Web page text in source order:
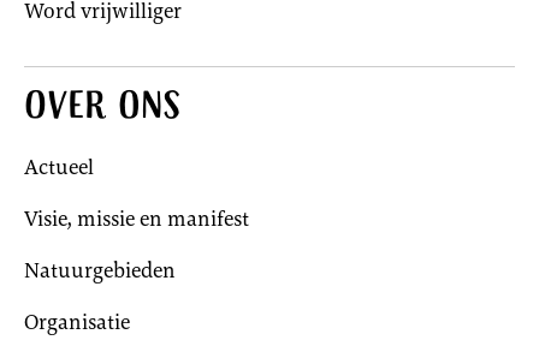
Word vrijwilliger
Over ons
Actueel
Visie, missie en manifest
Natuurgebieden
Organisatie